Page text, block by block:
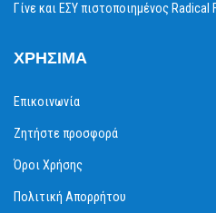
Γίνε και ΕΣΥ πιστοποιημένος Radical
ΧΡΉΣΙΜΑ
Επικοινωνία
Ζητήστε προσφορά
Όροι Χρήσης
Πολιτική Απορρήτου